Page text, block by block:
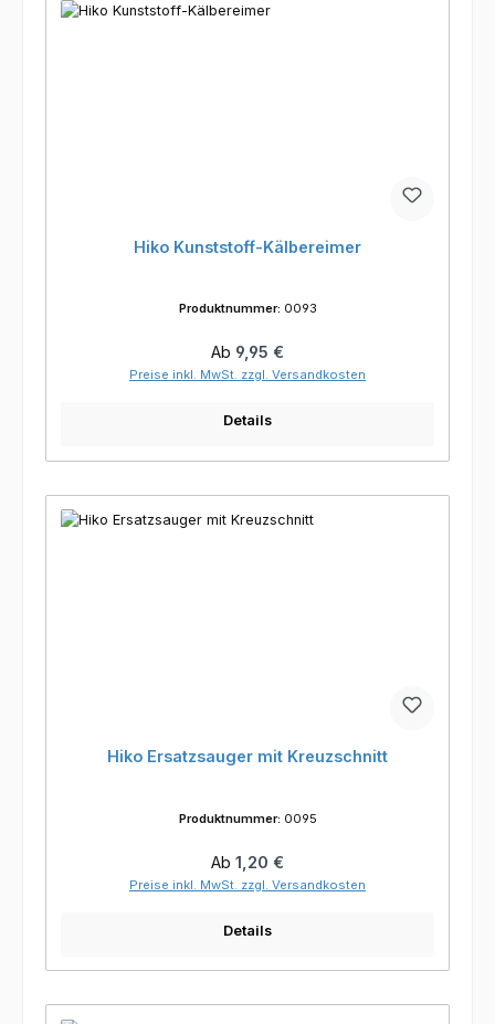
Hiko Kunststoff-Kälbereimer
Produktnummer: 0093
Regulärer Preis:
Ab 9,95 €
Preise inkl. MwSt. zzgl. Versandkosten
Details
Hiko Ersatzsauger mit Kreuzschnitt
Produktnummer: 0095
Regulärer Preis:
Ab 1,20 €
Preise inkl. MwSt. zzgl. Versandkosten
Details